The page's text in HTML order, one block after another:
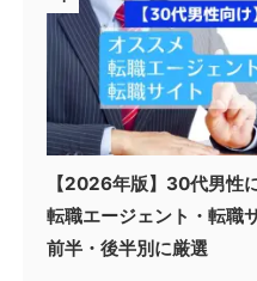
【2026年版】30代男性
転職エージェント・転職
前半・後半別に厳選